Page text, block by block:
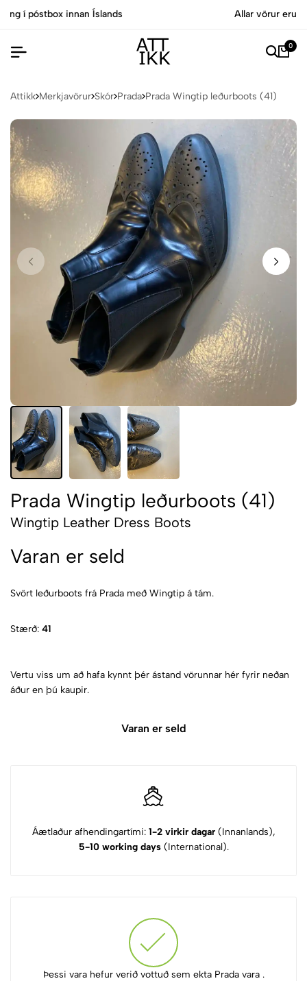
Allar vörur eru vottaðar Ekta af sérfræðingum
0
Attikk Merkjavörur Skór Prada Prada Wingtip leðurboots (41)
Prada Wingtip leðurboots (41)
Wingtip Leather Dress Boots
Varan er seld
Svört leðurboots frá Prada með Wingtip á tám.
Stærð: 41
Vertu viss um að hafa kynnt þér ástand vörunnar hér fyrir neðan
áður en þú kaupir.
Varan er seld
Áætlaður afhendingartími: 1-2 virkir dagar (Innanlands),
5-10 working days(International).
Þessi vara hefur verið vottuð sem ekta Prada vara .